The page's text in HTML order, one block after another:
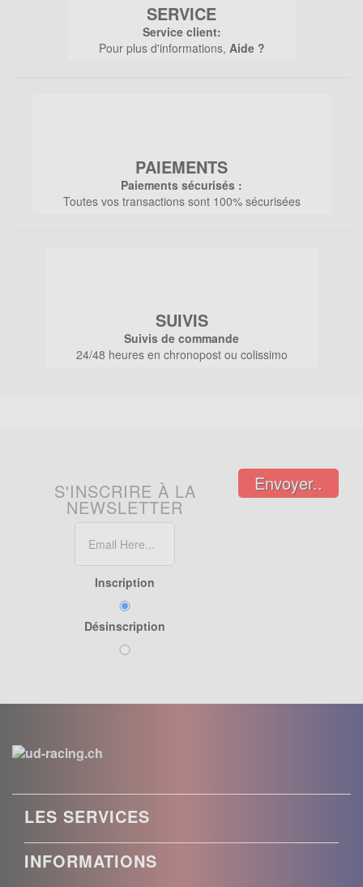
SERVICE
Service client:
Pour plus d'informations, Aide ?
PAIEMENTS
Paiements sécurisés :
Toutes vos transactions sont 100% sécurisées
SUIVIS
Suivis de commande
24/48 heures en chronopost ou colissimo
S'INSCRIRE À LA
NEWSLETTER
Inscription
Désinscription
Envoyer..
LES SERVICES
INFORMATIONS